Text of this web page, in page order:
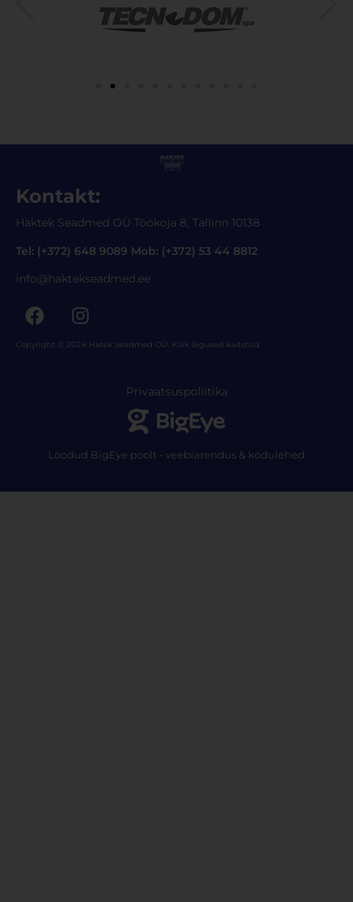
Kontakt:
Haktek Seadmed OÜ Töökoja 8, Tallinn 10138
Tel: (+372) 648 9089 Mob: (+372) 53 44 8812
info@haktekseadmed.ee
Copyright © 2024 Hatek seadmed OÜ. Kõik õigused kaitstud.
Privaatsuspoliitika
Loodud BigEye poolt - veebiarendus & kodulehed